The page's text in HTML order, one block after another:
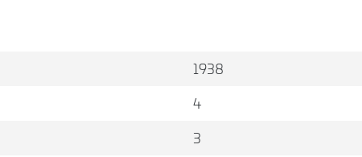
en
met
maanden.
1938
4
3